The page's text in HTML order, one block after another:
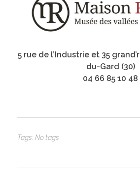
5 rue de l’Industrie et 35
du-Gard (30)
04 66 85 10 48
Tags: No tags